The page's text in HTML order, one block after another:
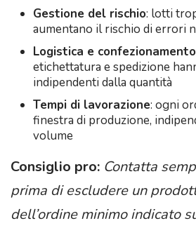
Gestione del rischio: lotti
aumentano il rischio di errori
Logistica e confezionamento
etichettatura e spedizione
indipendenti dalla quantità
Tempi di lavorazione: ogni
finestra di produzione,
volume
Consiglio pro: Contatta
prima di escludere un
dell’ordine minimo indicato